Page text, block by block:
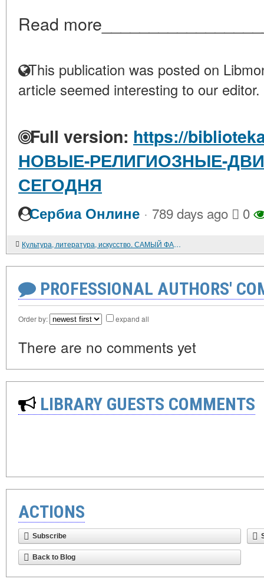
Read
This publication was posted on
article seemed interesting to our editor.
Full version: https://
НОВЫЕ-РЕЛИГИОЗНЫЕ-
СЕГОДНЯ
Сербиа Онлине · 789 days ago 0
Культура, литература, искусство. САМЫЙ ФАНТАСТИЧЕСКИЙ РЕАЛИСТ. ТВОРЧЕСТВО НИГЕРИЙСКОГО ПИСАТЕЛЯ ЭМОСА ТУТУОЛЫ
PROFESSIONAL AUTHORS'
Order by: expand all
There are no comments yet
LIBRARY GUESTS COMMENTS
ACTIONS
Subscribe
Back to Blog